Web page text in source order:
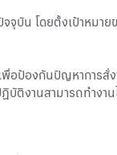
น โดยตั้งเป้าหมา
อป้องกันปัญหาการ
บัติงานสามารถทำงา